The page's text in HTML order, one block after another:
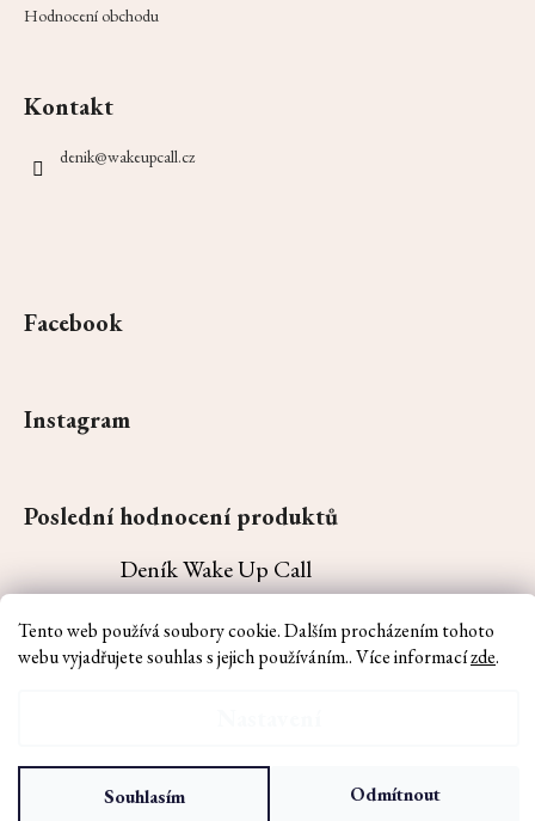
Tento web používá soubory cookie. Dalším procházením tohoto
webu vyjadřujete souhlas s jejich používáním.. Více informacízde.
Odmítnout
Souhlasím
Hodnocení obchodu
Kontakt
denik@wakeupcall.cz
Facebook
Instagram
Poslední hodnocení produktů
Deník Wake Up Call
Kája
Krásný deník. Doporučuji a děkuji
cookies